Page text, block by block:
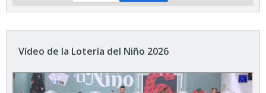
Vídeo de la Lotería del Niño 2026